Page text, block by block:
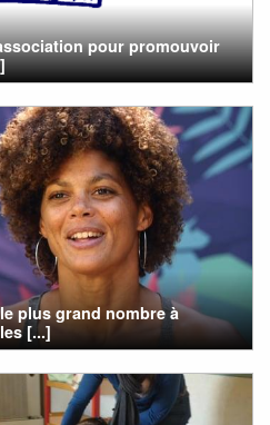
pour promouvoir
plus grand nombre à
[...]